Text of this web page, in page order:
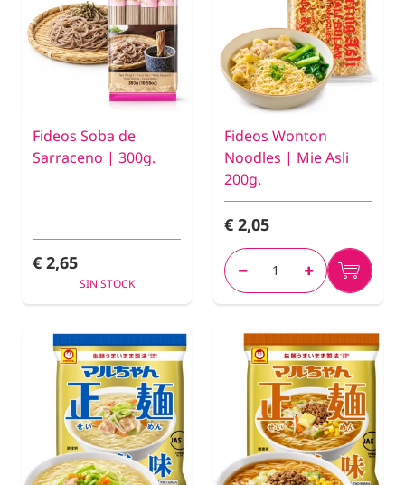
Fideos Soba de
Sarraceno | 300g.
€ 2,65
SIN STOCK
Fideos Wonton
Noodles | Mie Asli
200g.
€ 2,05